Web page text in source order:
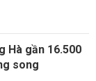
Hà gần 16.500
song